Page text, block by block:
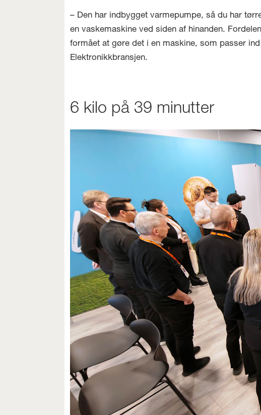
– Den har indbygget varmepumpe, så du har
en vaskemaskine ved siden af hinanden.
formået at gøre det i en maskine, som passer
Elektronikkbransjen.
6 kilo på 39 minutter